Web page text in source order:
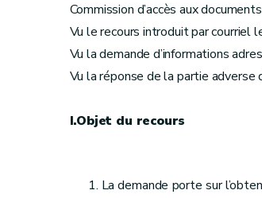
Commission d’accès aux
Vu le recours introduit par courriel
Vu la demande d’informations
Vu la réponse de la partie
I.Objet du recours
La demande porte sur